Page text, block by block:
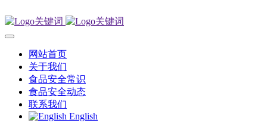
网站首页
关于我们
食品安全常识
食品安全动态
联系我们
English